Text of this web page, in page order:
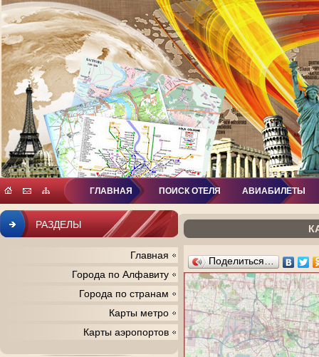
Поделиться…
РАЗДЕЛЫ
Главная
Города по Алфавиту
Города по странам
Карты метро
Карты аэропортов
ГЛАВНАЯ ПОИСК ОТЕЛЯ АВИАБИЛЕТЫ